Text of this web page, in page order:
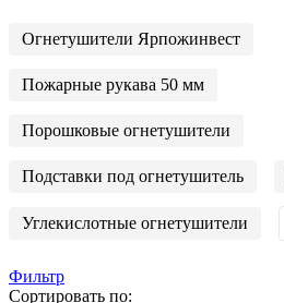
Огнетушители Ярпожинвест
Пожарные рукава 50 мм
Порошковые огнетушители
Подставки под огнетушитель
Углекислотные огнетушители
Фильтр
Сортировать по: